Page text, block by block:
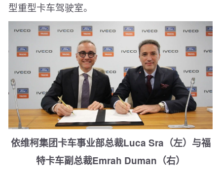
型重型卡车驾驶室。
依维柯集团卡车事业部总裁Luca Sra（左）与福
特卡车副总裁Emrah Duman（右）